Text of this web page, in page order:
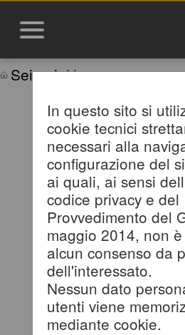
Sei qui: Home
In questo sito si
cookie tecnici
necessari alla
configurazione del
ai quali, ai sensi
codice privacy e del
Provvedimento del
maggio 2014, non
alcun consenso da
dell'interessato.
Nessun dato
utenti viene
mediante cookie.
IDENTITÀ
Se vuoi
servizio di
clicca sul